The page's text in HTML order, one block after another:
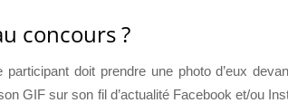
concours ?
doit prendre une photo d’eux
GIF sur son fil d’actualité Facebook et/ou